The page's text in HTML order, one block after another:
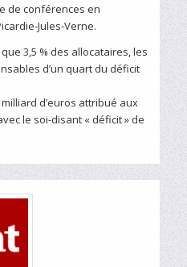
de conférences en
Jules-Verne.
3,5 % des allocataires, les
d’un quart du déficit
d’euros attribué aux
le soi-disant « déficit » de